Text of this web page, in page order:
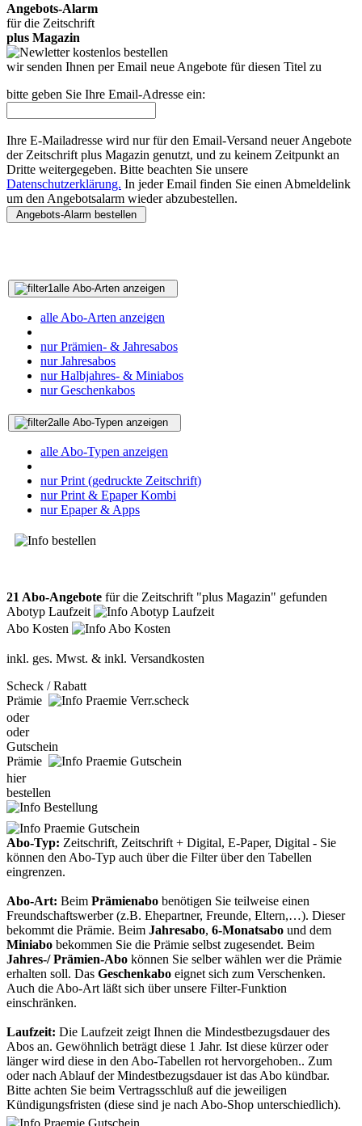
Angebots-Alarm
für die Zeitschrift
plus Magazin
wir senden Ihnen per Email neue Angebote für diesen Titel zu
bitte geben Sie Ihre Email-Adresse ein:
Ihre E-Mailadresse wird nur für den Email-Versand neuer Angebote
der Zeitschrift plus Magazin genutzt, und zu keinem Zeitpunkt an
Dritte weitergegeben. Bitte beachten Sie unsere
Datenschutzerklärung. In jeder Email finden Sie einen Abmeldelink
um den Angebotsalarm wieder abzubestellen.
alle Abo-Arten anzeigen
alle Abo-Arten anzeigen
nur Prämien- & Jahresabos
nur Jahresabos
nur Halbjahres- & Miniabos
nur Geschenkabos
alle Abo-Typen anzeigen
alle Abo-Typen anzeigen
nur Print (gedruckte Zeitschrift)
nur Print & Epaper Kombi
nur Epaper & Apps
21 Abo-Angebote für die Zeitschrift "plus Magazin" gefunden
Abotyp Laufzeit
Abo Kosten
inkl. ges. Mwst. & inkl. Versandkosten
Scheck / Rabatt
Prämie
oder
oder
Gutschein
Prämie
hier
bestellen
Abo-Typ: Zeitschrift, Zeitschrift + Digital, E-Paper, Digital - Sie
können den Abo-Typ auch über die Filter über den Tabellen
eingrenzen.
Abo-Art: Beim Prämienabo benötigen Sie teilweise einen
Freundschaftswerber (z.B. Ehepartner, Freunde, Eltern,…). Dieser
bekommt die Prämie. Beim Jahresabo, 6-Monatsabo und dem
Miniabo bekommen Sie die Prämie selbst zugesendet. Beim
Jahres-/ Prämien-Abo können Sie selber wählen wer die Prämie
erhalten soll. Das Geschenkabo eignet sich zum Verschenken.
Auch die Abo-Art läßt sich über unsere Filter-Funktion
einschränken.
Laufzeit: Die Laufzeit zeigt Ihnen die Mindestbezugsdauer des
Abos an. Gewöhnlich beträgt diese 1 Jahr. Ist diese kürzer oder
länger wird diese in den Abo-Tabellen rot hervorgehoben.. Zum
oder nach Ablauf der Mindestbezugsdauer ist das Abo kündbar.
Bitte achten Sie beim Vertragsschluß auf die jeweiligen
Kündigungsfristen (diese sind je nach Abo-Shop unterschiedlich).